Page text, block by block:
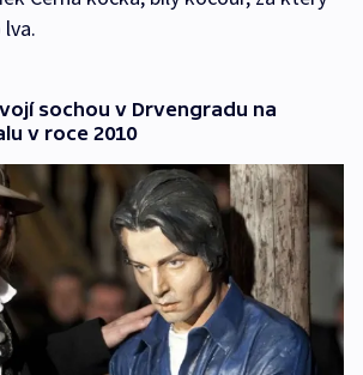
sochou v Drvengradu na
v roce 2010